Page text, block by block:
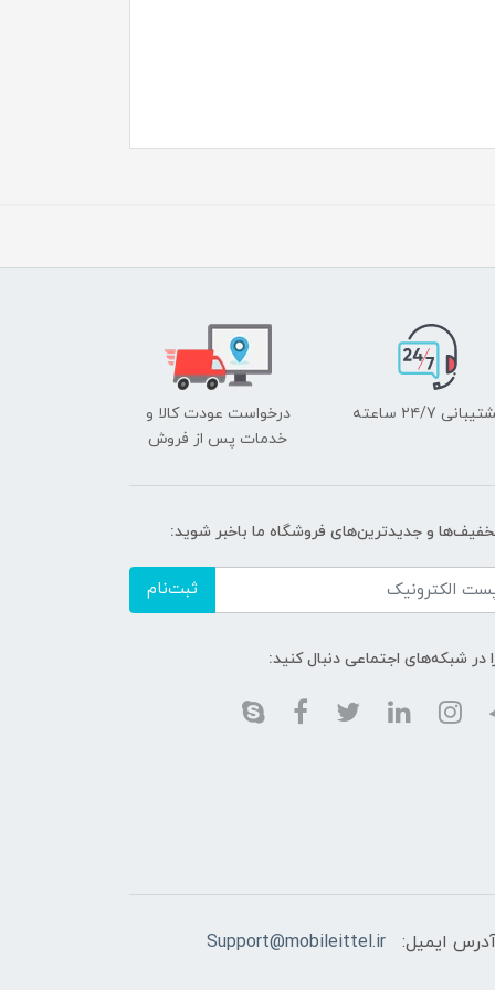
۲۴/7 ساعته
درخواست عودت کالا و
خدمات پس از فروش
و جدیدترین‌های فروشگاه ما باخبر شوید:
ثبت‌نام
در شبکه‌های اجتماعی دنبال کنید:
ایمیل: Support@mobileittel.ir